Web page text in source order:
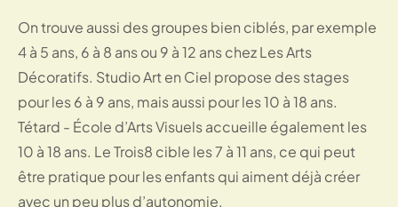
On trouve aussi des groupes bien ciblés, par exemple
4 à 5 ans, 6 à 8 ans ou 9 à 12 ans chez Les Arts
Décoratifs. Studio Art en Ciel propose des stages
pour les 6 à 9 ans, mais aussi pour les 10 à 18 ans.
Tétard - École d’Arts Visuels accueille également les
10 à 18 ans. Le Trois8 cible les 7 à 11 ans, ce qui peut
être pratique pour les enfants qui aiment déjà créer
avec un peu plus d’autonomie.